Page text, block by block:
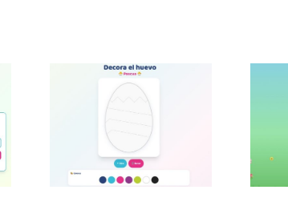
Decora el huevo de
Pascua